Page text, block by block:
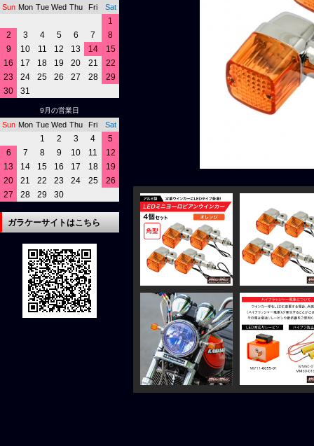
Sun Mon Tue Wed Thu Fri Sat
1
2
3 4 5 6 7
8
9
10 11 12 13 14
15
16
17 18 19 20 21
22
23
24 25 26 27 28
29
30
31
9月の営業日
Sun Mon Tue Wed Thu Fri Sat
1 2 3 4
5
6
7 8 9 10 11
12
13
14 15 16 17 18
19
20
21 22 23 24 25
26
27
28 29 30
ガラケーサイトはこちら